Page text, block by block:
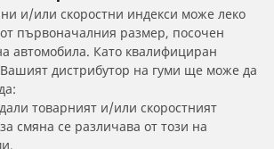
и/или скоростни индекси може леко
първоначалния размер, посочен
автомобила. Като квалифициран
дистрибутор на гуми ще може да
товарният и/или скоростният
смяна се различава от този на